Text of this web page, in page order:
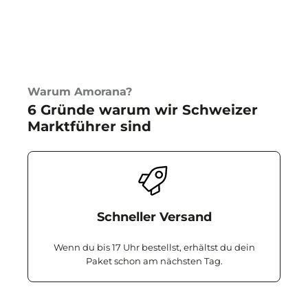
Warum Amorana?
6 Gründe warum wir Schweizer
Marktführer sind
Schneller Versand
Wenn du bis 17 Uhr bestellst, erhältst du dein
Paket schon am nächsten Tag.